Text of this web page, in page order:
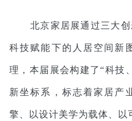
北京家居展通过三大
科技赋能下的人居空间新
理，本届展会构建了“科技
新坐标系，标志着家居产
擎、以设计美学为载体、以